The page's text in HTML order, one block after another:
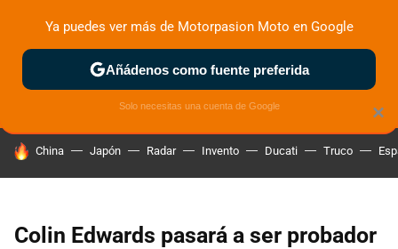
ZONA DE PRUEBAS DEPORTIVAS MOTOS ELÉCTRICAS
HOY SE HABLA DE
China Japón Radar Invento Ducati Truco
Colin Edwards pasará a ser probador
×
Ya puedes ver más de Motorpasion Moto en Google
Añádenos como fuente preferida
Solo necesitas una cuenta de Google